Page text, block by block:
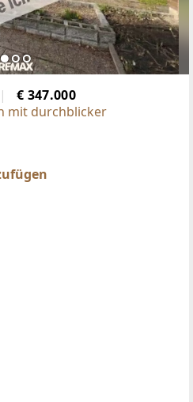
€ 347.000
mit durchblicker